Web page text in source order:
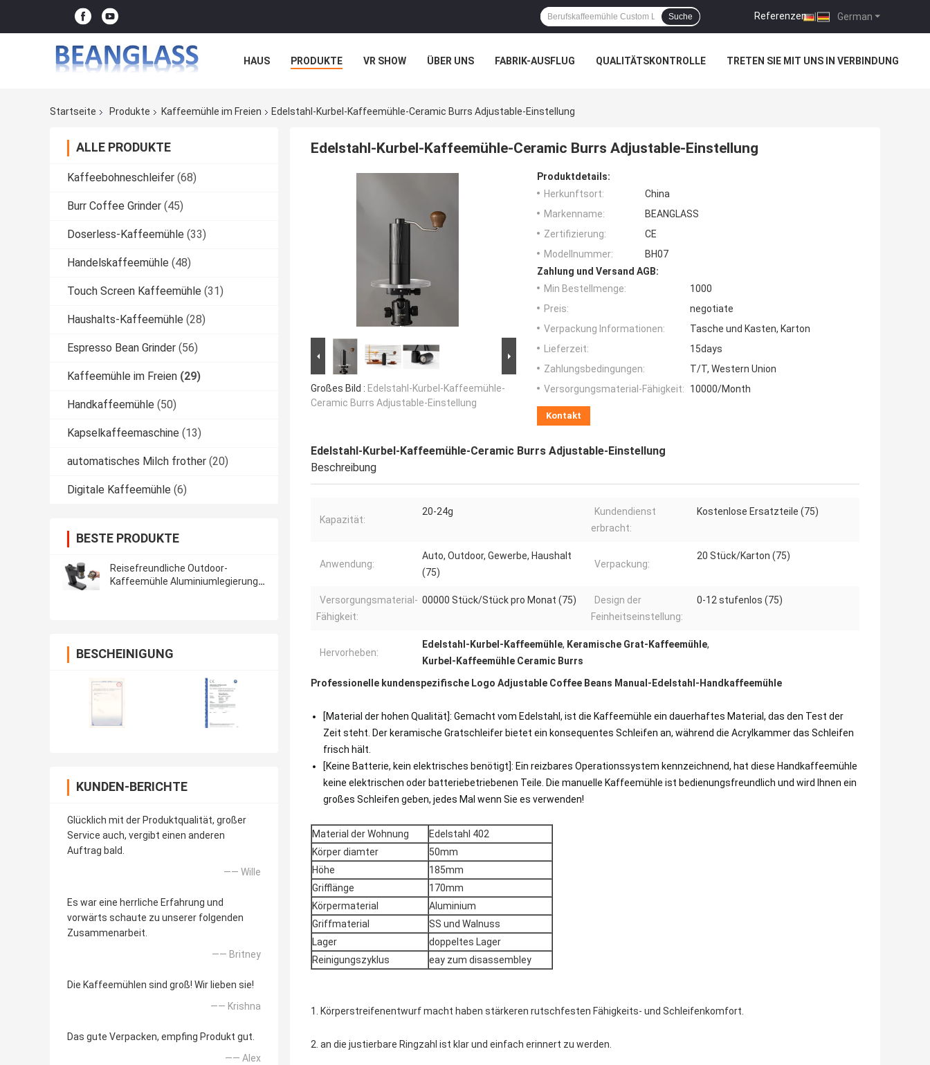
German
Referenzen |
Suche
HAUS PRODUKTE VR SHOW ÜBER UNS FABRIK-AUSFLUG QUALITÄTSKONTROLLE TRETEN SIE MIT UNS IN VERBINDUNG
Startseite
Produkte Kaffeemühle im Freien Edelstahl-Kurbel-Kaffeemühle-Ceramic Burrs Adjustable-Einstellung
ALLE PRODUKTE
Kaffeebohneschleifer (68)
Burr Coffee Grinder (45)
Doserless-Kaffeemühle (33)
Handelskaffeemühle (48)
Touch Screen Kaffeemühle (31)
Haushalts-Kaffeemühle (28)
Espresso Bean Grinder (56)
Kaffeemühle im Freien (29)
Handkaffeemühle (50)
Kapselkaffeemaschine (13)
automatisches Milch frother (20)
Digitale Kaffeemühle (6)
BESTE PRODUKTE
Reisefreundliche Outdoor-
Kaffeemühle Aluminiumlegierung
BESCHEINIGUNG
KUNDEN-BERICHTE
Glücklich mit der Produktqualität, großer
Service auch, vergibt einen anderen
Auftrag bald.
—— Wille
Es war eine herrliche Erfahrung und
vorwärts schaute zu unserer folgenden
Zusammenarbeit.
—— Britney
Die Kaffeemühlen sind groß! Wir lieben sie!
—— Krishna
Das gute Verpacken, empfing Produkt gut.
—— Alex
Edelstahl-Kurbel-Kaffeemühle-Ceramic Burrs Adjustable-Einstellung
Großes Bild : Edelstahl-Kurbel-Kaffeemühle-
Ceramic Burrs Adjustable-Einstellung
Produktdetails:
Herkunftsort:
China
Markenname:
BEANGLASS
Zertifizierung:
CE
Modellnummer:
BH07
Zahlung und Versand AGB:
Min Bestellmenge:
1000
Preis:
negotiate
Verpackung Informationen:
Tasche und Kasten, Karton
Lieferzeit:
15days
Zahlungsbedingungen:
T/T, Western Union
Versorgungsmaterial-Fähigkeit:
10000/Month
Kontakt
Edelstahl-Kurbel-Kaffeemühle-Ceramic Burrs Adjustable-Einstellung
Beschreibung
Kapazität:
20-24g
Kundendienst
erbracht:
Kostenlose Ersatzteile (75)
Anwendung:
Auto, Outdoor, Gewerbe, Haushalt
(75)
Verpackung:
20 Stück/Karton (75)
Versorgungsmaterial-
Fähigkeit:
00000 Stück/Stück pro Monat (75)
Design der
Feinheitseinstellung:
0-12 stufenlos (75)
Hervorheben:
Edelstahl-Kurbel-Kaffeemühle, Keramische Grat-Kaffeemühle,
Kurbel-Kaffeemühle Ceramic Burrs
Professionelle kundenspezifische Logo Adjustable Coffee Beans Manual-Edelstahl-Handkaffeemühle
[Material der hohen Qualität]: Gemacht vom Edelstahl, ist die Kaffeemühle ein dauerhaftes Material, das den Test der
Zeit steht. Der keramische Gratschleifer bietet ein konsequentes Schleifen an, während die Acrylkammer das Schleifen
frisch hält.
[Keine Batterie, kein elektrisches benötigt]: Ein reizbares Operationssystem kennzeichnend, hat diese Handkaffeemühle
keine elektrischen oder batteriebetriebenen Teile. Die manuelle Kaffeemühle ist bedienungsfreundlich und wird Ihnen ein
großes Schleifen geben, jedes Mal wenn Sie es verwenden!
Material der Wohnung
Edelstahl 402
Körper diamter
50mm
Höhe
185mm
Grifflänge
170mm
Körpermaterial
Aluminium
Griffmaterial
SS und Walnuss
Lager
doppeltes Lager
Reinigungszyklus
eay zum disassembley
1. Körperstreifenentwurf macht haben stärkeren rutschfesten Fähigkeits- und Schleifenkomfort.
2. an die justierbare Ringzahl ist klar und einfach erinnert zu werden.